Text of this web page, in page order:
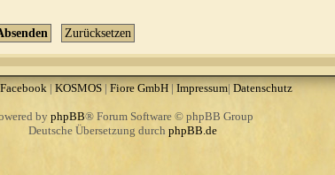
Facebook | KOSMOS| Fiore GmbH| Impressum| Datenschutz
by phpBB® Forum Software © phpBB Group
Deutsche Übersetzung durch phpBB.de